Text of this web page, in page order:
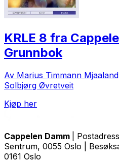
KRLE 8 fra
Grunnbok
Av Marius Timmann
Solbjørg Øvretveit
Kjøp her
Cappelen Damm
|
Sentrum, 0055 Oslo |
0161 Oslo